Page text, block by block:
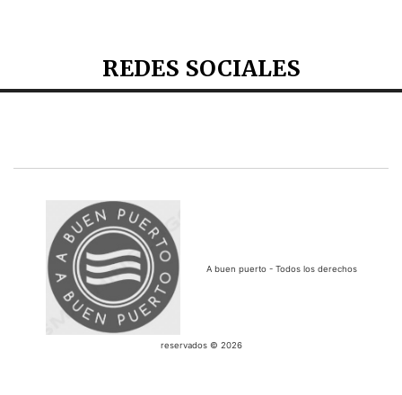
REDES SOCIALES
A buen puerto - Todos los derechos
reservados © 2026